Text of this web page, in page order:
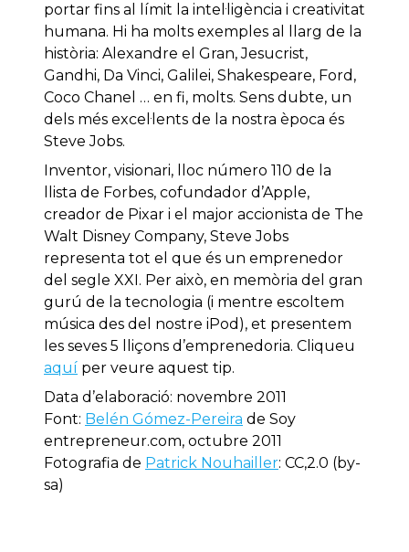
portar fins al límit la intel·ligència i creativitat
humana. Hi ha molts exemples al llarg de la
història: Alexandre el Gran, Jesucrist,
Gandhi, Da Vinci, Galilei, Shakespeare, Ford,
Coco Chanel … en fi, molts. Sens dubte, un
dels més excel·lents de la nostra època és
Steve Jobs.
Inventor, visionari, lloc número 110 de la
llista de Forbes, cofundador d’Apple,
creador de Pixar i el major accionista de The
Walt Disney Company, Steve Jobs
representa tot el que és un emprenedor
del segle XXI. Per això, en memòria del gran
gurú de la tecnologia (i mentre escoltem
música des del nostre iPod), et presentem
les seves 5 lliçons d’emprenedoria. Cliqueu
aquí per veure aquest tip.
Data d’elaboració: novembre 2011
Font: Belén Gómez-Pereira de Soy
entrepreneur.com, octubre 2011
Fotografia de Patrick Nouhailler: CC,2.0 (by-
sa)